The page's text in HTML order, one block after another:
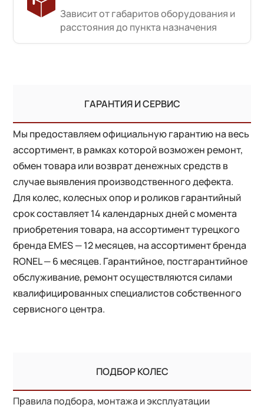
Зависит от габаритов оборудования и
расстояния до пункта назначения
ГАРАНТИЯ И СЕРВИС
Мы предоставляем официальную гарантию на весь
ассортимент, в рамках которой возможен ремонт,
обмен товара или возврат денежных средств в
случае выявления производственного дефекта.
Для колес, колесных опор и роликов гарантийный
срок составляет 14 календарных дней с момента
приобретения товара, на ассортимент турецкого
бренда EMES — 12 месяцев, на ассортимент бренда
RONEL — 6 месяцев. Гарантийное, постгарантийное
обслуживание, ремонт осуществляются силами
квалифицированных специалистов собственного
сервисного центра.
ПОДБОР КОЛЕС
Правила подбора, монтажа и эксплуатации